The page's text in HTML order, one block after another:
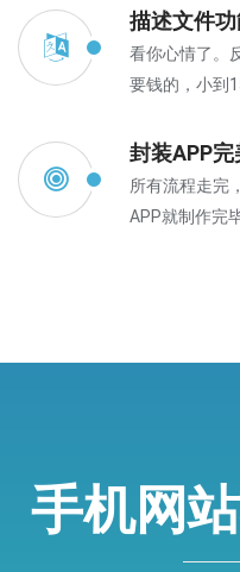
描述文件
看你心情了。
要钱的，小到
封装APP
所有流程走完
APP就制作完
手机网